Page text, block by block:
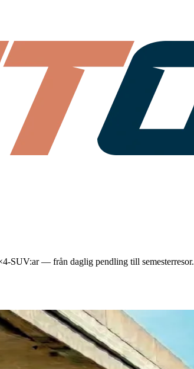
SUV:ar — från daglig pendling till semesterresor.